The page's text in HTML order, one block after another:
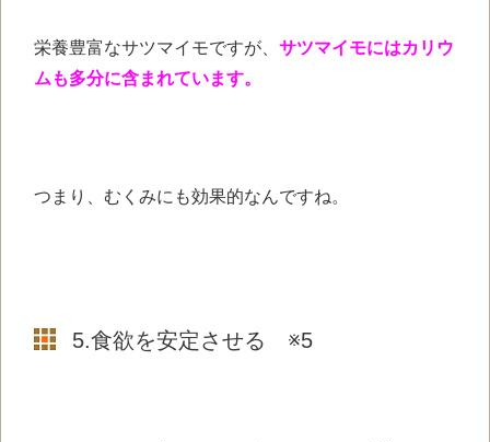
栄養豊富なサツマイモですが、 サツマイモにはカリウ
ムも多分に含まれています。
つまり、むくみにも効果的なんですね。
5.食欲を安定させる ※5